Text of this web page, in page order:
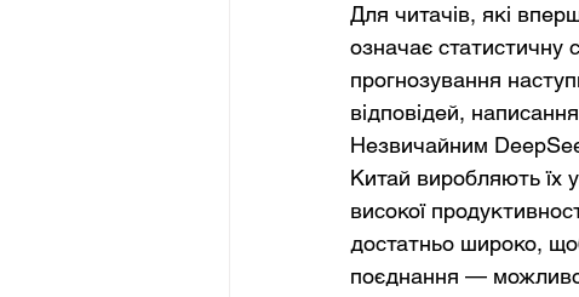
Для читачів, які
означає статистичну
прогнозування
відповідей,
Незвичайним
Китай виробляють їх
високої
достатньо широко,
поєднання —